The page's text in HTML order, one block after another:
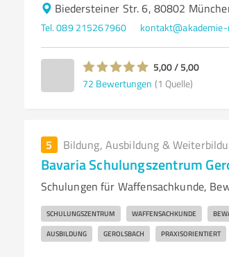
Biedersteiner Str. 6, 80802
Tel. 089 215267960
5,00 / 5,00
72 Bewertungen (1 Quelle)
5 Bildung, Ausbildung &
Bavaria Schulungszentrum
Schulungen für Waffensachkunde,
SCHULUNGSZENTRUM WAFFENSACHKUNDE
AUSBILDUNG GEROLSBACH PRAXISORIENTIERT